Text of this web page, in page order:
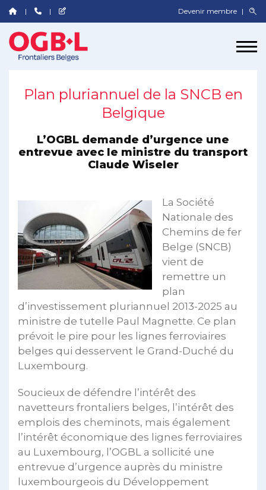
Devenir membre
Plan pluriannuel de la SNCB en
Belgique
L’OGBL demande d’urgence une
entrevue avec le ministre du transport
Claude Wiseler
La Société
Nationale des
Chemins de fer
Belge (SNCB)
vient de
remettre un
plan
d’investissement pluriannuel 2013-2025 au
ministre de tutelle Paul Magnette. Ce plan
prévoit le pire pour les lignes ferroviaires
belges qui desservent le Grand-Duché du
Luxembourg.
Soucieux de défendre l’intérêt des
navetteurs frontaliers belges, l’intérêt des
emplois des cheminots, mais également
l’intérêt économique des lignes ferroviaires
au Luxembourg, l’OGBL a sollicité une
entrevue d’urgence auprès du ministre
luxembourgeois du Développement